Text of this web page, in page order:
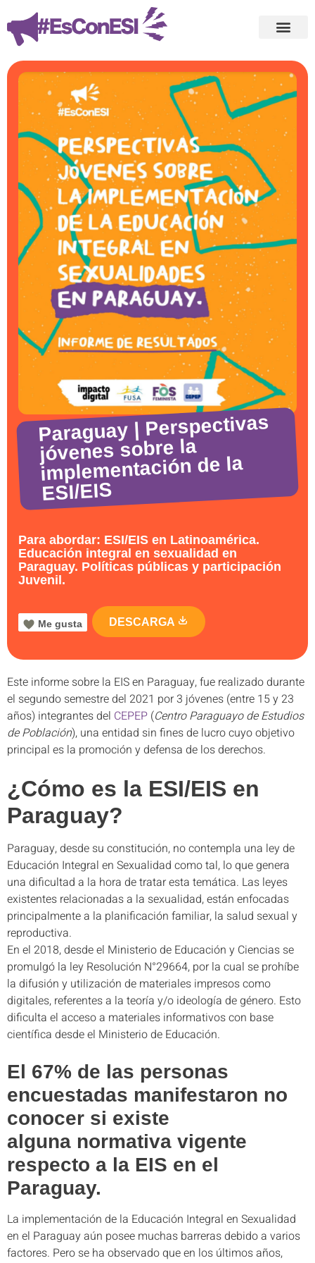
Paraguay | Perspectivas
jóvenes sobre la
implementación de la
ESI/EIS
Para abordar: ESI/EIS en Latinoamérica.
Educación integral en sexualidad en
Paraguay. Políticas públicas y participación
Juvenil.
Me gusta DESCARGA
Este informe sobre la EIS en Paraguay, fue realizado durante
el segundo semestre del 2021 por 3 jóvenes (entre 15 y 23
años) integrantes del CEPEP (Centro Paraguayo de Estudios
de Población), una entidad sin fines de lucro cuyo objetivo
principal es la promoción y defensa de los derechos.
¿Cómo es la ESI/EIS en
Paraguay?
Paraguay, desde su constitución, no contempla una ley de
Educación Integral en Sexualidad como tal, lo que genera
una dificultad a la hora de tratar esta temática. Las leyes
existentes relacionadas a la sexualidad, están enfocadas
principalmente a la planificación familiar, la salud sexual y
reproductiva.
En el 2018, desde el Ministerio de Educación y Ciencias se
promulgó la ley Resolución N°29664, por la cual se prohíbe
la difusión y utilización de materiales impresos como
digitales, referentes a la teoría y/o ideología de género. Esto
dificulta el acceso a materiales informativos con base
científica desde el Ministerio de Educación.
El 67% de las personas
encuestadas manifestaron no
conocer si existe
alguna normativa vigente
respecto a la EIS en el
Paraguay.
La implementación de la Educación Integral en Sexualidad
en el Paraguay aún posee muchas barreras debido a varios
factores. Pero se ha observado que en los últimos años,